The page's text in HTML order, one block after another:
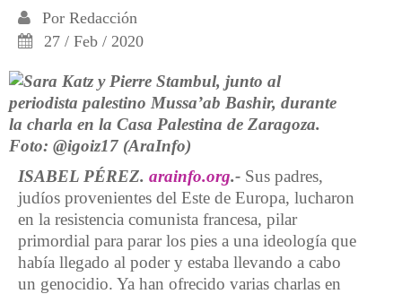
Por Redacción
27 / Feb / 2020
ISABEL PÉREZ. arainfo.org.- Sus padres,
judíos provenientes del Este de Europa, lucharon
en la resistencia comunista francesa, pilar
primordial para parar los pies a una ideología que
había llegado al poder y estaba llevando a cabo
un genocidio. Ya han ofrecido varias charlas en